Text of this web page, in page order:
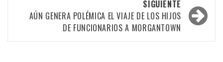
entradas
SIGUIENTE
AÚN GENERA POLÉMICA EL VIAJE DE LOS HIJOS
DE FUNCIONARIOS A MORGANTOWN